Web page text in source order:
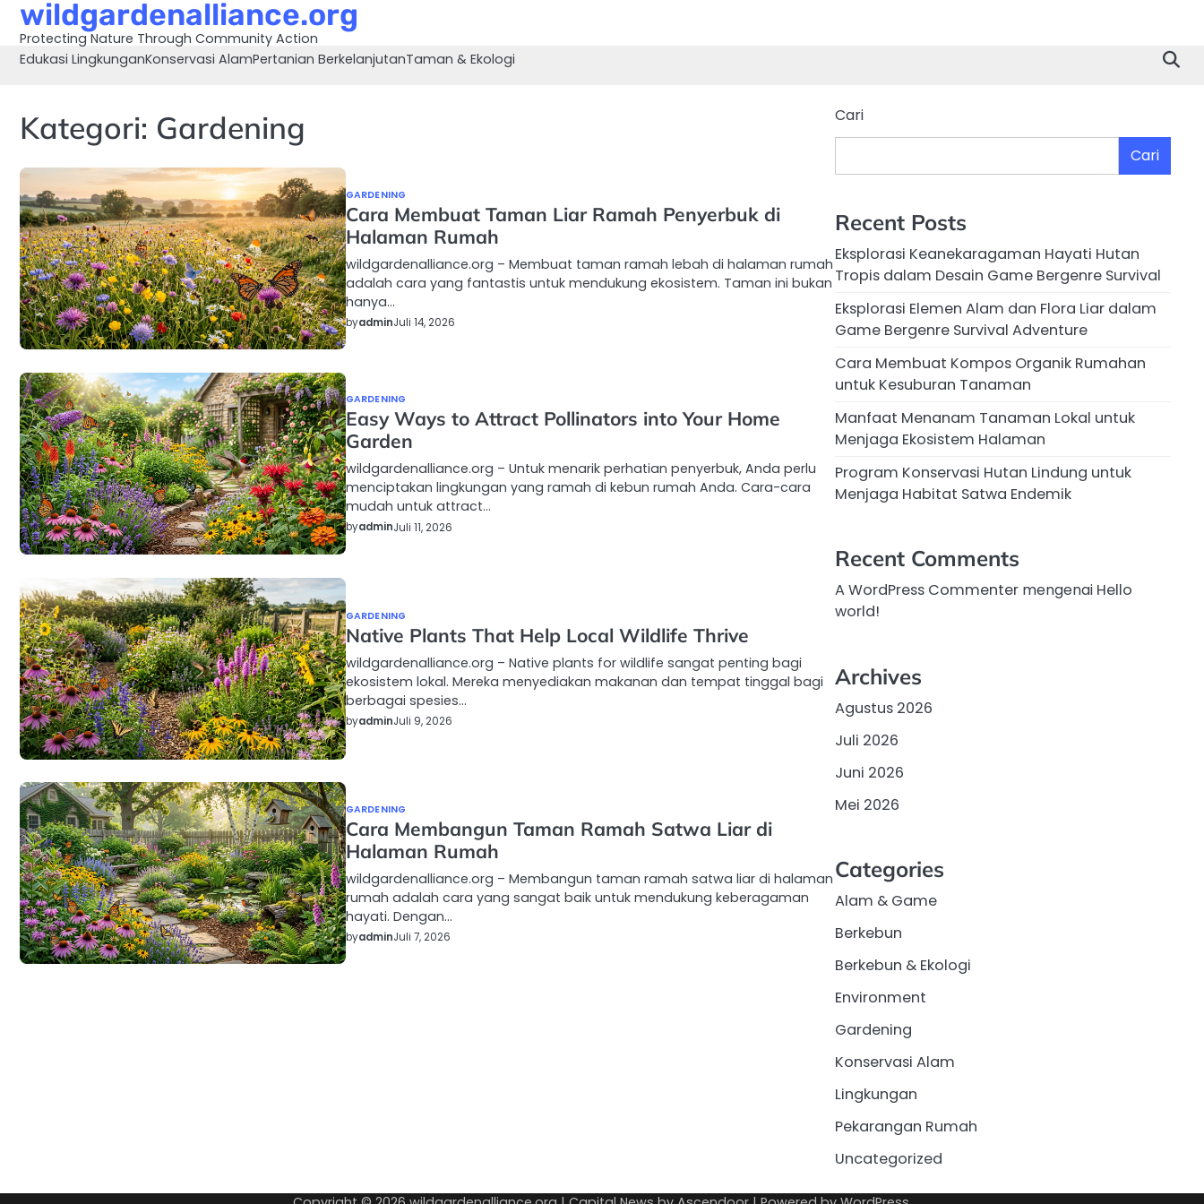
Skip
content
wildgardenalliance.org
Protecting Nature Through Community Action
Edukasi LingkunganKonservasi AlamPertanian BerkelanjutanTaman & Ekologi
Kategori: Gardening
GARDENING
Cara Membuat Taman Liar Ramah Penyerbuk di
Halaman Rumah
wildgardenalliance.org – Membuat taman ramah lebah di halaman rumah
adalah cara yang fantastis untuk mendukung ekosistem. Taman ini bukan
hanya…
byadminJuli 14, 2026
GARDENING
Easy Ways to Attract Pollinators into Your Home
Garden
wildgardenalliance.org – Untuk menarik perhatian penyerbuk, Anda perlu
menciptakan lingkungan yang ramah di kebun rumah Anda. Cara-cara
mudah untuk attract…
byadminJuli 11, 2026
GARDENING
Native Plants That Help Local Wildlife Thrive
wildgardenalliance.org – Native plants for wildlife sangat penting bagi
ekosistem lokal. Mereka menyediakan makanan dan tempat tinggal bagi
berbagai spesies…
byadminJuli 9, 2026
GARDENING
Cara Membangun Taman Ramah Satwa Liar di
Halaman Rumah
wildgardenalliance.org – Membangun taman ramah satwa liar di halaman
rumah adalah cara yang sangat baik untuk mendukung keberagaman
hayati. Dengan…
byadminJuli 7, 2026
Cari
Cari
Recent Posts
Eksplorasi Keanekaragaman Hayati Hutan
Tropis dalam Desain Game Bergenre Survival
Eksplorasi Elemen Alam dan Flora Liar dalam
Game Bergenre Survival Adventure
Cara Membuat Kompos Organik Rumahan
untuk Kesuburan Tanaman
Manfaat Menanam Tanaman Lokal untuk
Menjaga Ekosistem Halaman
Program Konservasi Hutan Lindung untuk
Menjaga Habitat Satwa Endemik
Recent Comments
A WordPress Commenter mengenai Hello
world!
Archives
Agustus 2026
Juli 2026
Juni 2026
Mei 2026
Categories
Alam & Game
Berkebun
Berkebun & Ekologi
Environment
Gardening
Konservasi Alam
Lingkungan
Pekarangan Rumah
Uncategorized